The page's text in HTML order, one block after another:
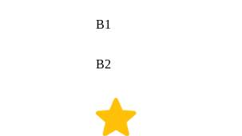
B1
B2